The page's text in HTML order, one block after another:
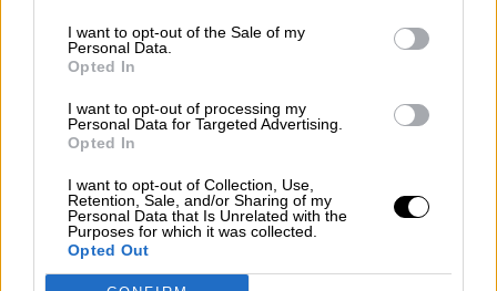
I want to opt-out of the Sale of my
Personal Data.
Opted In
I want to opt-out of processing my
Personal Data for Targeted Advertising.
Opted In
I want to opt-out of Collection, Use,
Retention, Sale, and/or Sharing of my
Personal Data that Is Unrelated with the
Purposes for which it was collected.
Opted Out
OPINIONES DIVERSAS
consciente del riesgo de una tercera
guerra mundial?
Crisis
Suelta y confía